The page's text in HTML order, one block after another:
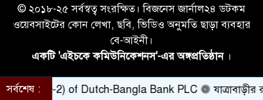
© ২০১৮-২৫ সর্বস্বত্ব সংরক্ষিত। বিজনেস জার্নাল২৪ ডটকম
ওয়েবসাইটের কোন লেখা, ছবি, ভিডিও অনুমতি ছাড়া ব্যবহার
বে-আইনী।
একটি 'এইচকে কমিউনিকেশনস'-এর অঙ্গপ্রতিষ্ঠান ।
সর্বশেষ :
(Q-2) of Dutch-Bangla Bank PLC যাত্রাবাড়ীর